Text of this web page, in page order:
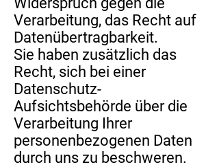
Verarbeitung, das Recht auf
Datenübertragbarkeit.
Sie haben zusätzlich das
Recht, sich bei einer
Datenschutz-
Aufsichtsbehörde über die
Verarbeitung Ihrer
personenbezogenen Daten
durch uns zu beschweren.